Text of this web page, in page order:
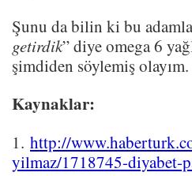
Şunu da bilin ki bu
getirdik” diye omega 6
şimdiden söylemiş olayım.
Kaynaklar:
1. http://
yilmaz/1718745-diyabet-